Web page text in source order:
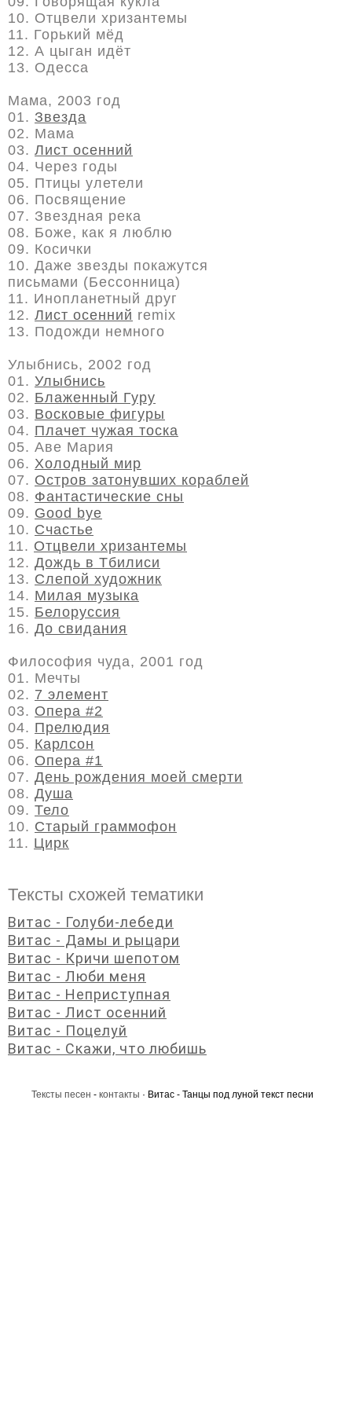
10. Отцвели хризантемы
11. Горький мёд
12. А цыган идёт
13. Одесса
Мама, 2003 год
01. Звезда
02. Мама
03. Лист осенний
04. Через годы
05. Птицы улетели
06. Посвящение
07. Звездная река
08. Боже, как я люблю
09. Косички
10. Даже звезды покажутся
письмами (Бессонница)
11. Инопланетный друг
12. Лист осенний remix
13. Подожди немного
Улыбнись, 2002 год
01. Улыбнись
02. Блаженный Гуру
03. Восковые фигуры
04. Плачет чужая тоска
05. Аве Мария
06. Холодный мир
07. Остров затонувших кораблей
08. Фантастические сны
09. Good bye
10. Счастье
11. Отцвели хризантемы
12. Дождь в Тбилиси
13. Слепой художник
14. Милая музыка
15. Белоруссия
16. До свидания
Философия чуда, 2001 год
01. Мечты
02. 7 элемент
03. Опера #2
04. Прелюдия
05. Карлсон
06. Опера #1
07. День рождения моей смерти
08. Душа
09. Тело
10. Старый граммофон
11. Цирк
Тексты схожей тематики
Витас - Голуби-лебеди
Витас - Дамы и рыцари
Витас - Кричи шепотом
Витас - Люби меня
Витас - Неприступная
Витас - Лист осенний
Витас - Поцелуй
Витас - Скажи, что любишь
Тексты песен - контакты · Витас - Танцы под луной текст песни